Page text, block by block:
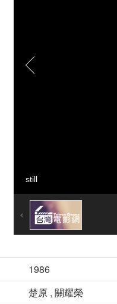
still
1986
楚原 , 關耀榮